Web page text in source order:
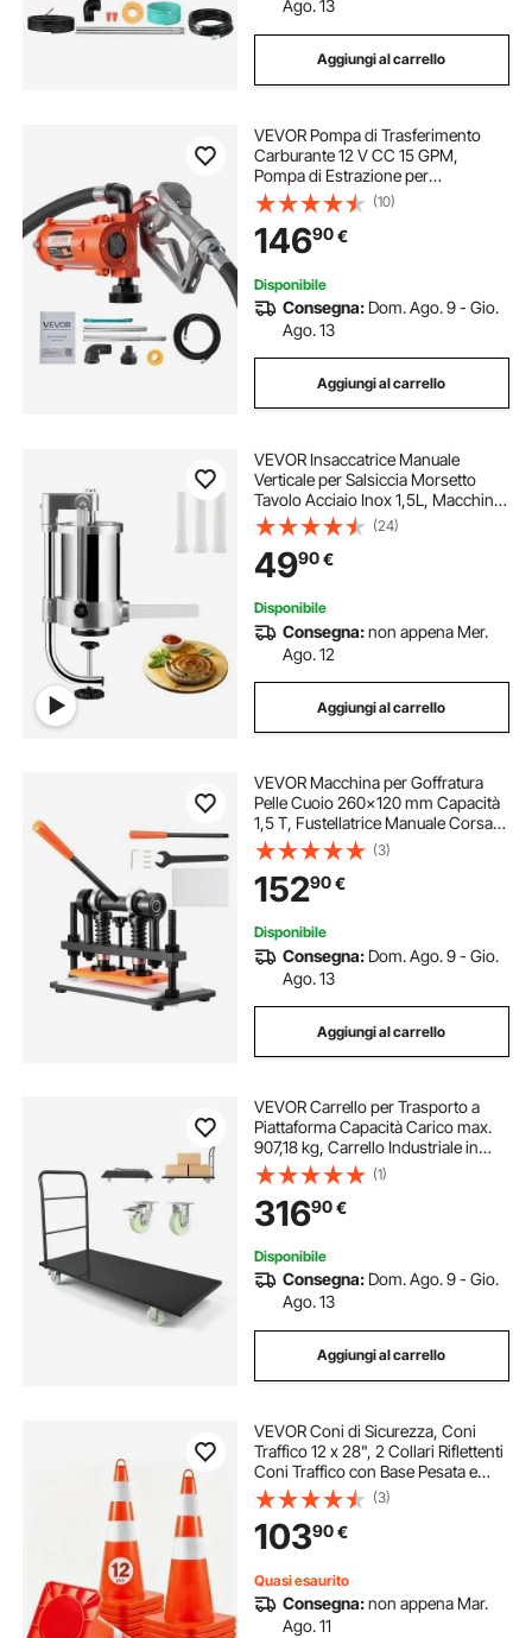
Ago. 13
Aggiungi al carrello
VEVOR Pompa di Trasferimento
Carburante 12 V CC 15 GPM,
Pompa di Estrazione per
Trasferimento Diesel in Ghisa,
Ugello Manuale, Tubo di Scarico,
per Benzina, Diesel, Cherosene
(10)
14690€
Disponibile
Consegna: Dom. Ago. 9 - Gio.
Ago. 13
Aggiungi al carrello
VEVOR Insaccatrice Manuale
Verticale per Salsiccia Morsetto
Tavolo Acciaio Inox 1,5L, Macchina
per Insaccare Salsicce Manuale da
Tavolo Capienza da 1,5L in Acciaio
Inox 3 Tubi di Riempimento Inclusi
(24)
4990€
Disponibile
Consegna:non appena Mer.
Ago. 12
Aggiungi al carrello
VEVOR Macchina per Goffratura
Pelle Cuoio 260x120 mm Capacità
1,5 T, Fustellatrice Manuale Corsa
Regolabile 12 mm Perforatrice
Goffratura Manuale per Pelle Carta
Espanso Plastica Gomma Vari
Materiali
(3)
15290€
Disponibile
Consegna: Dom. Ago. 9 - Gio.
Ago. 13
Aggiungi al carrello
VEVOR Carrello per Trasporto a
Piattaforma Capacità Carico max.
907,18 kg, Carrello Industriale in
Acciaio a Spinta Manuale con
Piattaforma, Pianale per
Spostamento dei Bagagli Pacchi
Merci Logistica
(1)
31690€
Disponibile
Consegna: Dom. Ago. 9 - Gio.
Ago. 13
Aggiungi al carrello
VEVOR Coni di Sicurezza, Coni
Traffico 12 x 28", 2 Collari Riflettenti
Coni Traffico con Base Pesata e
Anello Manuale Utilizzati per il
Controllo del Traffico, Parcheggio
Stradale
(3)
10390€
Quasi esaurito
Consegna:non appena Mar.
Ago. 11